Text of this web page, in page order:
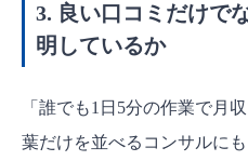
3. 良い口コミだけで
明しているか
「誰でも1日5分の作業で月
葉だけを並べるコンサルにも